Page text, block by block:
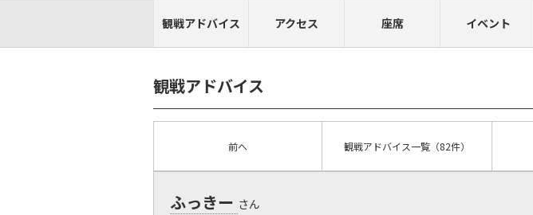
観戦アドバイス アクセス 座席 イベント
観戦アドバイス
前へ 観戦アドバイス一覧 （82件）
ふっきー さん